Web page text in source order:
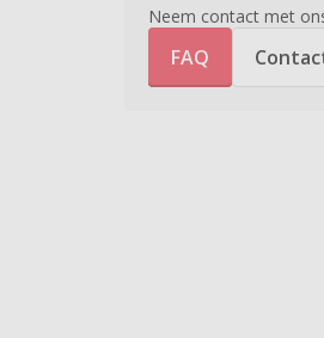
Neem contact met
FAQ